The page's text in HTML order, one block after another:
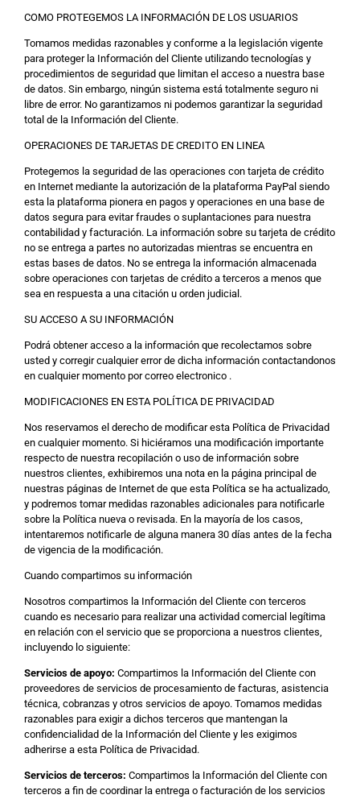
COMO PROTEGEMOS LA INFORMACIÓN DE LOS USUARIOS
Tomamos medidas razonables y conforme a la legislación vigente
para proteger la Información del Cliente utilizando tecnologías y
procedimientos de seguridad que limitan el acceso a nuestra base
de datos. Sin embargo, ningún sistema está totalmente seguro ni
libre de error. No garantizamos ni podemos garantizar la seguridad
total de la Información del Cliente.
OPERACIONES DE TARJETAS DE CREDITO EN LINEA
Protegemos la seguridad de las operaciones con tarjeta de crédito
en Internet mediante la autorización de la plataforma PayPal siendo
esta la plataforma pionera en pagos y operaciones en una base de
datos segura para evitar fraudes o suplantaciones para nuestra
contabilidad y facturación. La información sobre su tarjeta de crédito
no se entrega a partes no autorizadas mientras se encuentra en
estas bases de datos. No se entrega la información almacenada
sobre operaciones con tarjetas de crédito a terceros a menos que
sea en respuesta a una citación u orden judicial.
SU ACCESO A SU INFORMACIÓN
Podrá obtener acceso a la información que recolectamos sobre
usted y corregir cualquier error de dicha información contactandonos
en cualquier momento por correo electronico .
MODIFICACIONES EN ESTA POLÍTICA DE PRIVACIDAD
Nos reservamos el derecho de modificar esta Política de Privacidad
en cualquier momento. Si hiciéramos una modificación importante
respecto de nuestra recopilación o uso de información sobre
nuestros clientes, exhibiremos una nota en la página principal de
nuestras páginas de Internet de que esta Política se ha actualizado,
y podremos tomar medidas razonables adicionales para notificarle
sobre la Política nueva o revisada. En la mayoría de los casos,
intentaremos notificarle de alguna manera 30 días antes de la fecha
de vigencia de la modificación.
Cuando compartimos su información
Nosotros compartimos la Información del Cliente con terceros
cuando es necesario para realizar una actividad comercial legítima
en relación con el servicio que se proporciona a nuestros clientes,
incluyendo lo siguiente:
Servicios de apoyo: Compartimos la Información del Cliente con
proveedores de servicios de procesamiento de facturas, asistencia
técnica, cobranzas y otros servicios de apoyo. Tomamos medidas
razonables para exigir a dichos terceros que mantengan la
confidencialidad de la Información del Cliente y les exigimos
adherirse a esta Política de Privacidad.
Servicios de terceros: Compartimos la Información del Cliente con
terceros a fin de coordinar la entrega o facturación de los servicios